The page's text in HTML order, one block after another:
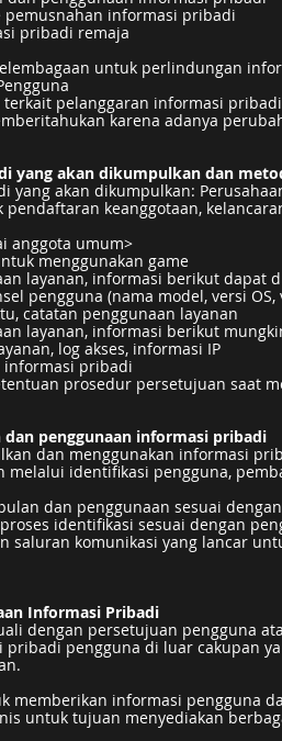
pemusnahan informasi pribadi
pribadi remaja
untuk perlindungan
terkait pelanggaran informasi
karena adanya
yang akan dikumpulkan dan
yang akan dikumpulkan:
pendaftaran keanggotaan,
anggota umum>
menggunakan game
layanan, informasi berikut dapat
pengguna (nama model, versi
catatan penggunaan layanan
layanan, informasi berikut
log akses, informasi IP
informasi pribadi
prosedur persetujuan saat
dan penggunaan informasi pribadi
dan menggunakan informasi
melalui identifikasi pengguna,
dan penggunaan sesuai
identifikasi sesuai dengan
saluran komunikasi yang lancar
Informasi Pribadi
dengan persetujuan pengguna
pribadi pengguna di luar cakupan
memberikan informasi pengguna
untuk tujuan menyediakan